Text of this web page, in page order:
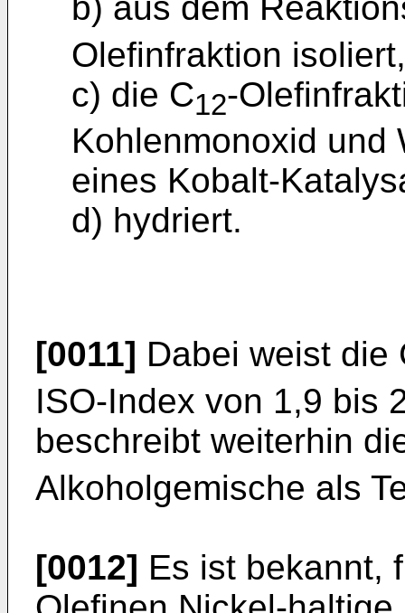
Olefinfraktion isoliert,
c) die C12-
Kohlenmonoxid und
eines Kobalt-
d) hydriert.
[0011] Dabei weist die
ISO-Index von 1,9 bis
beschreibt weiterhin
Alkoholgemische als
[0012] Es ist bekannt,